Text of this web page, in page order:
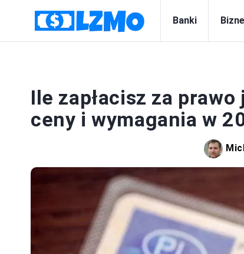
Banki
Ile zapłacisz za
ceny i wymagania w